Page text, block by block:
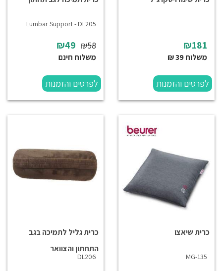
₪181
משלוח 39 ₪
לפרטים והזמנות
Lumbar Support - DL205
₪49 ₪58
משלוח חינם
לפרטים והזמנות
כרית שיאצו
MG-135
כרית גליל לתמיכה בגב
התחתון והצוואר
DL206